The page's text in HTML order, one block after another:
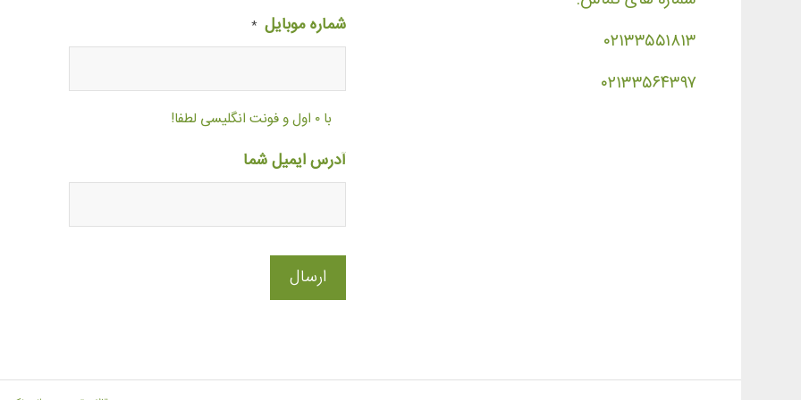
۰۲۱۳۳۵۵۱۸۱۳
۰۲۱۳۳۵۶۴۳۹۷
شماره موبایل *
با ۰ اول و فونت انگلیسی لطفا!
آدرس ایمیل شما